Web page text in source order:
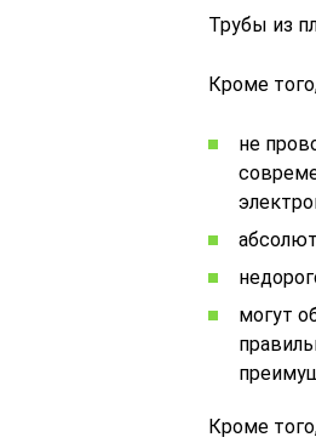
Трубы из
Кроме
не
могут
Кроме